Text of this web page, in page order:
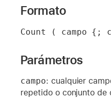
Formato
Count ( campo {;
Parámetros
campo: cualquier
repetido o conjunto de